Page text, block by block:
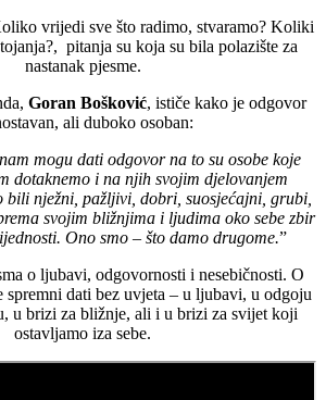
vrijedi sve što radimo, stvaramo? Koliki
pitanja su koja su bila polazište za
nastanak pjesme.
Goran Bošković, ističe kako je odgovor
ali duboko osoban:
mogu dati odgovor na to su osobe koje
dotaknemo i na njih svojim djelovanjem
bili nježni, pažljivi, dobri, suosjećajni, grubi,
svojim bližnjima i ljudima oko sebe zbir
Ono smo – što damo drugome.”
o ljubavi, odgovornosti i nesebičnosti. O
spremni dati bez uvjeta – u ljubavi, u odgoju
u brizi za bližnje, ali i u brizi za svijet koji
ostavljamo iza sebe.